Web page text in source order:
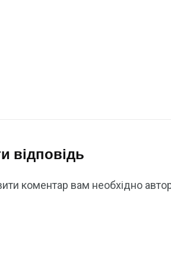
відповідь
коментар вам необхідно